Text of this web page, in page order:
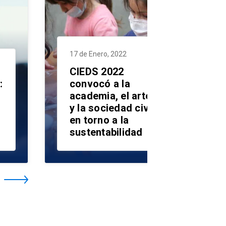
17 de Enero, 2022
CIEDS 2022
convocó a la
academia, el arte
y la sociedad civil
en torno a la
sustentabilidad